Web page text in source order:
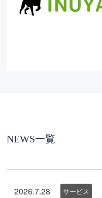
NEWS一覧
2026.7.28 サービス